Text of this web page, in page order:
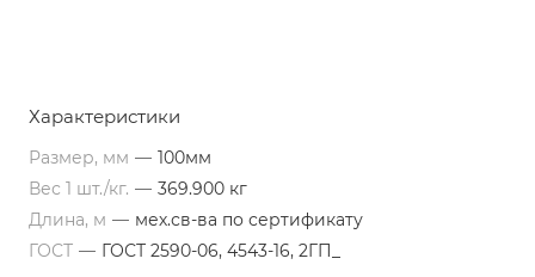
Характеристики
Размер, мм — 100мм
Вес 1 шт./кг. — 369.900 кг
Длина, м — мех.св-ва по сертификату
ГОСТ — ГОСТ 2590-06, 4543-16, 2ГП_